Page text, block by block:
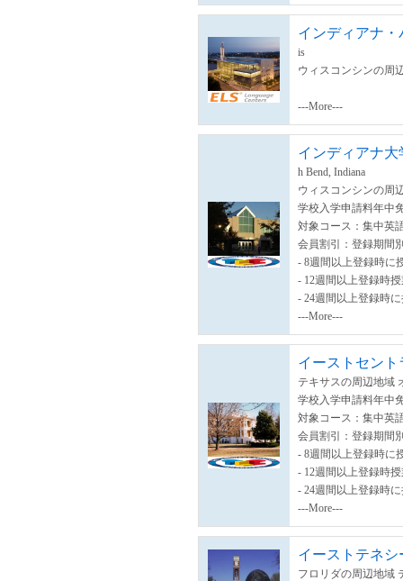
インディアナ
is
ウィスコンシンの周
---More---
インディアナ
h Bend, Indiana
ウィスコンシンの周
学校入学申請料年中
対象コース：集中英
会員割引：登録期間
- 8週間以上登録時に
- 12週間以上登録時
- 24週間以上登録時
---More---
イーストセント
テキサスの周辺地域
学校入学申請料年中
対象コース：集中英
会員割引：登録期間
- 8週間以上登録時に
- 12週間以上登録時
- 24週間以上登録時
---More---
イーストテネシ
フロリダの周辺地域